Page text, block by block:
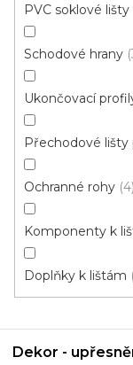
PVC soklové lišty
Schodové hrany
Ukončovací
Přechodové lišty
Ochranné rohy 4
Komponenty k
Doplňky k lištám
Dekor -